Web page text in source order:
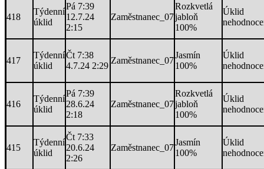
418
Týdenní
úklid
Pá 7:39
12.7.24
2:15
Zaměstnanec_07
Rozkvetlá
jabloň
100%
Úklid
417
Týdenní
úklid
Čt 7:38
4.7.24 2:29
Zaměstnanec_07
Jasmín
100%
Úklid
416
Týdenní
úklid
Pá 7:39
28.6.24
2:18
Zaměstnanec_07
Rozkvetlá
jabloň
100%
Úklid
415
Týdenní
úklid
Čt 7:33
20.6.24
2:26
Zaměstnanec_07
Jasmín
100%
Úklid